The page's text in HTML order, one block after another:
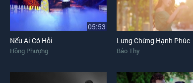
05:53
Nếu Ai Có Hỏi
Hồng Phượng
Lưng Chừng Hạnh Phúc
Bảo Thy